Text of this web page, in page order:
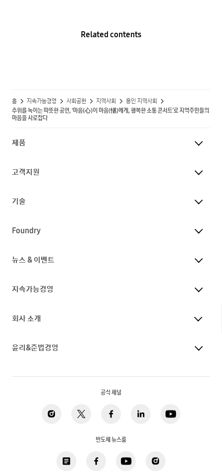
Related contents
홈 지속가능경영 사회공헌 지역사회
용인 지역사회
추위를 녹이는 따뜻한 공연, ‘마음(心)이 마음(愖)에게, 행복한 소통 콘서트’로 지역주민들의
마음을 사로잡다
제품
고객지원
기술
Foundry
뉴스 & 이벤트
지속가능경영
회사 소개
윤리&준법경영
공식 채널
반도체 뉴스룸